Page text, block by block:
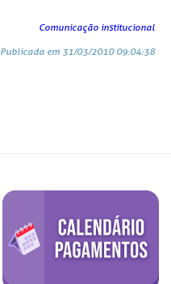
Comunicação institucional
Publicada em 31/03/2010 09:04:38